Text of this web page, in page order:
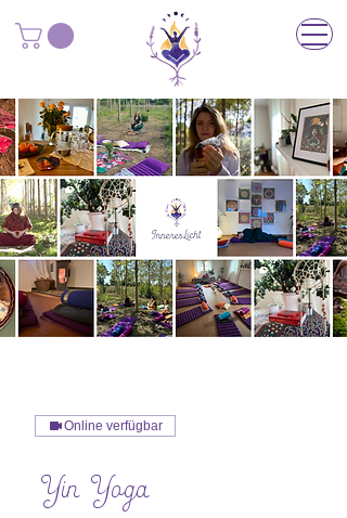
Online verfügbar
Yin Yoga